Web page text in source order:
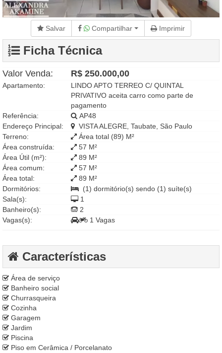
Salvar Compartilhar Imprimir
Ficha Técnica
Valor Venda: R$ 250.000,00
Apartamento:
LINDO APTO TERREO C/ QUINTAL
PRIVATIVO aceita carro como parte de
pagamento
Referência:
AP48
Endereço Principal:
VISTA ALEGRE, Taubate, São Paulo
Terreno:
Área total (89) M²
Área construída:
57 M²
Área Útil (m²):
89 M²
Área comum:
57 M²
Área total:
89 M²
Dormitórios:
(1) dormitório(s) sendo (1) suíte(s)
Sala(s):
1
Banheiro(s):
2
Vagas(s):
1 Vagas
Características
Área de serviço
Banheiro social
Churrasqueira
Cozinha
Garagem
Jardim
Piscina
Piso em Cerâmica / Porcelanato